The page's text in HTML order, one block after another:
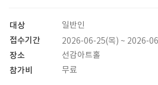
대상 일반인
접수기간 2026-06-25(목) ~ 2026-
장소 선감아트홀
참가비 무료